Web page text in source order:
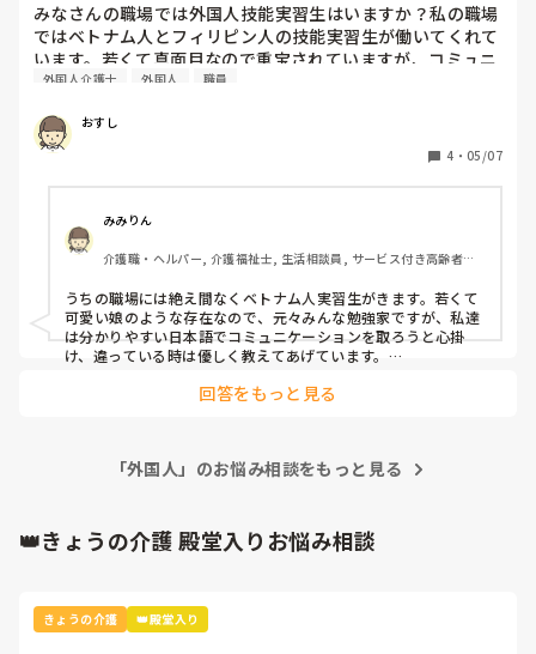
みなさんの職場では外国人技能実習生はいますか？私の職場
ではベトナム人とフィリピン人の技能実習生が働いてくれて
います。若くて真面目なので重宝されていますが、コミュニ
ケーションが取りづらいという職員がいたり、上から目線で
いる職員はそのうち仕事がなくなると思いますが、みなさん
外国人介護士 外国人 職員
おすし
4 ・ 05/07
みみりん
介護職・ヘルパー, 介護福祉士, 生活相談員, サービス付き高齢者向
宅介護
うちの職場には絶え間なくベトナム人実習生がきます。若くて
可愛い娘のような存在なので、元々みんな勉強家ですが、私達
は分かりやすい日本語でコミュニケーションを取ろうと心掛
け、違っている時は優しく教えてあげています。
え、本当に助かっています。回答をもっと見る
「外国人」のお悩み相談をもっと見る
👑きょうの介護 殿堂入りお悩み相談
きょうの介護 👑殿堂入り